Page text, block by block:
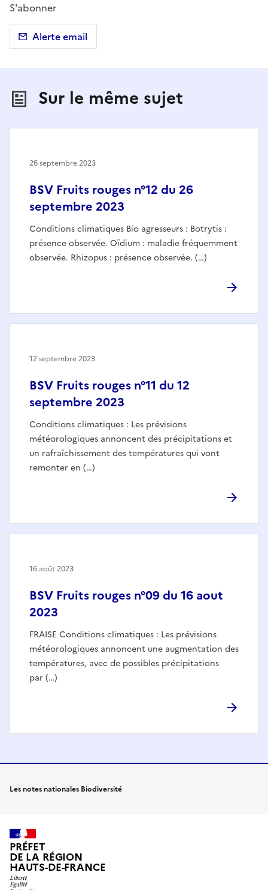
S'abonner
Alerte email
Sur le même sujet
BSV Fruits rouges n°12 du 26
septembre 2023
Conditions climatiques Bio agresseurs : Botrytis :
présence observée. Oïdium : maladie fréquemment
observée. Rhizopus : présence observée. (…)
26 septembre 2023
BSV Fruits rouges n°11 du 12
septembre 2023
Conditions climatiques : Les prévisions
météorologiques annoncent des précipitations et
un rafraîchissement des températures qui vont
remonter en (…)
12 septembre 2023
BSV Fruits rouges n°09 du 16 aout
2023
FRAISE Conditions climatiques : Les prévisions
météorologiques annoncent une augmentation des
températures, avec de possibles précipitations
par (…)
16 août 2023
Les notes nationales Biodiversité
PRÉFET
DE LA RÉGION
HAUTS-DE-FRANCE